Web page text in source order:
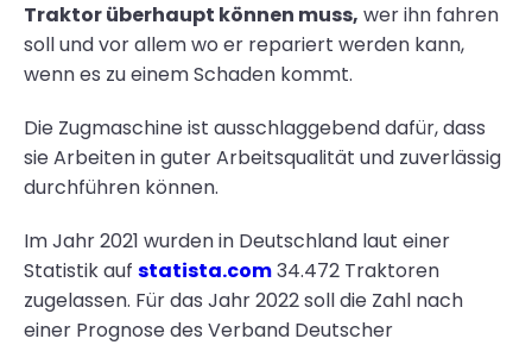
Traktor überhaupt können muss, wer ihn fahren
soll und vor allem wo er repariert werden kann,
wenn es zu einem Schaden kommt.
Die Zugmaschine ist ausschlaggebend dafür, dass
sie Arbeiten in guter Arbeitsqualität und zuverlässig
durchführen können.
Im Jahr 2021 wurden in Deutschland laut einer
Statistik auf statista.com34.472 Traktoren
zugelassen. Für das Jahr 2022 soll die Zahl nach
einer Prognose des Verband Deutscher